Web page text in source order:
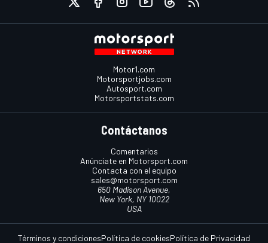
Motor1.com
Motorsportjobs.com
Autosport.com
Motorsportstats.com
Contáctanos
Comentarios
Anúnciate en Motorsport.com
Contacta con el equipo
sales@motorsport.com
650 Madison Avenue,
New York, NY 10022
USA
Términos y condicionesPolítica de cookiesPolítica de Privacidad